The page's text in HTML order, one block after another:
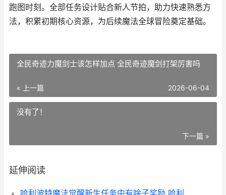
跑图时刻。全部任务设计贴合新人节拍，助力快速熟悉方
法，积累初期核心资源，为后续魔法全球冒险奠定基础。
全民奇迹力魔剑士该怎样加点 全民奇迹魔剑打架厉害吗
« 上一篇 2026-06-04
没有了！
下一篇 »
延伸阅读